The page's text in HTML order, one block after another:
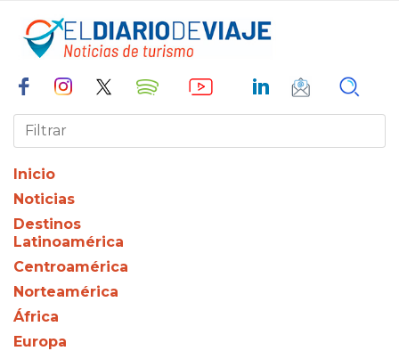
Inicio
Noticias
Destinos
Latinoamérica
Centroamérica
Norteamérica
África
Europa